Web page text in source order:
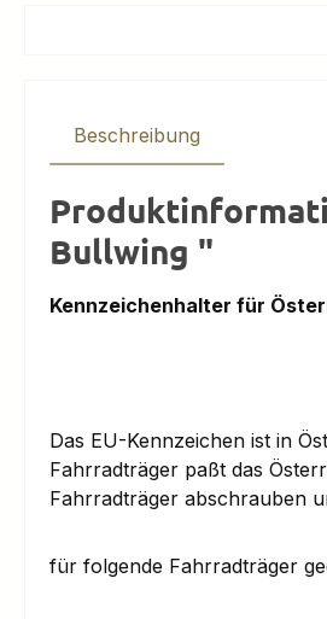
Beschreibung
Bullwing "
Kennzeichenhalter für
Das EU-Kennzeichen ist in
Fahrradträger paßt das
Fahrradträger abschrauben
für folgende Fahrradträger